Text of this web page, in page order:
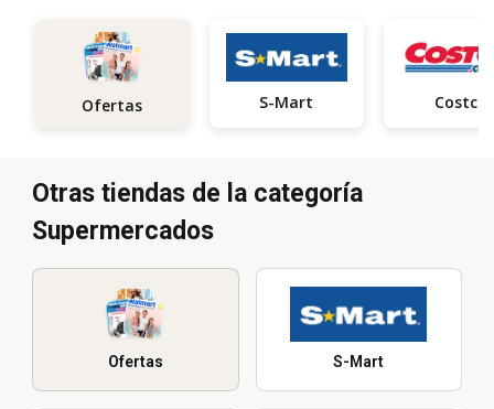
Ofertas S-Mart Costco
Otras tiendas de la categoría
Supermercados
Ofertas S-Mart